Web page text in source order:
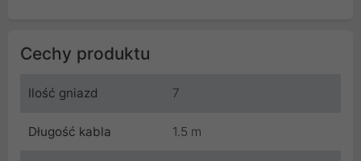
Cechy produktu
Ilość gniazd 7
Długość kabla 1.5 m